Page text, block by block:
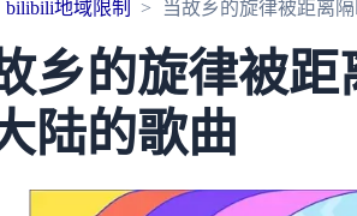
bilibili地域限制 当故乡的旋律被距离
乡的旋律被
陆的歌曲